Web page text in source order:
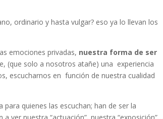
ordinario y hasta vulgar? eso ya lo llevan los
emociones privadas, nuestra forma de ser
(que solo a nosotros atañe) una experiencia
escucharnos en función de nuestra cualidad
quienes las escuchan; han de ser la